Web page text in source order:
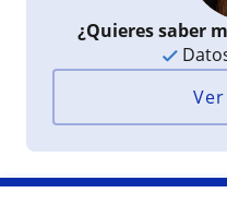
¿Quieres saber